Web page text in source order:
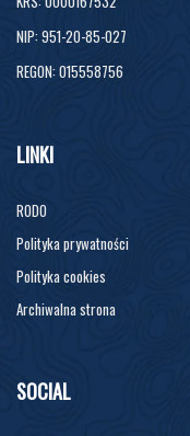
NIP: 951-20-85-027
REGON: 015558756
LINKI
RODO
Polityka prywatności
Polityka cookies
Archiwalna strona
SOCIAL